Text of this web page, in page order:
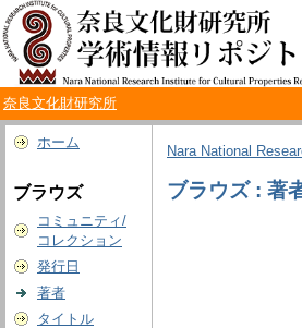
奈良文化財研究所
ホーム
ブラウズ
コミュニティ/
コレクション
発行日
著者
タイトル
Nara National
ブラウズ : 著